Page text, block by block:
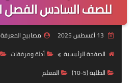
الطلبة
Office
للصف السادس الفصل
مصابيح المعرفة
الصفحة الرئيسية
أدلة ومرفقات
الطلبة (5-10)
المعلم